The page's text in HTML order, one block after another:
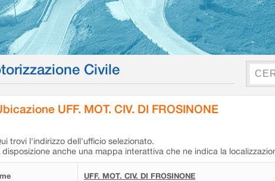
Civile
UFF. MOT. CIV. DI FROSINONE
trovi l'indirizzo dell'ufficio selezionato.
disposizione anche una mappa interattiva che ne indica la
UFF. MOT. CIV. DI FROSINONE